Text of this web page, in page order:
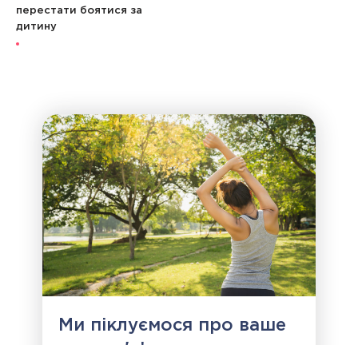
перестати боятися за
дитину
Ми піклуємося про ваше